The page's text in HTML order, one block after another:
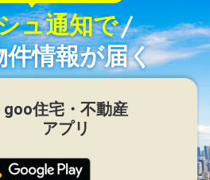
ュ通知で
件情報が届く
goo住宅・不動産
アプリ